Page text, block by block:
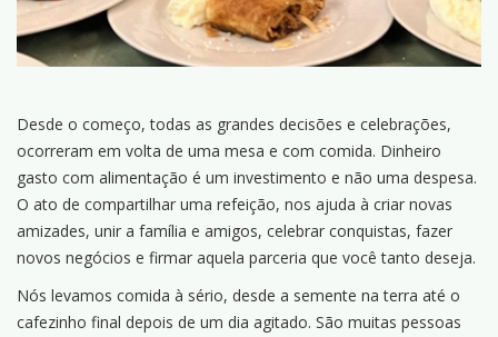
Desde o começo, todas as grandes decisões e celebrações,
ocorreram em volta de uma mesa e com comida. Dinheiro
gasto com alimentação é um investimento e não uma despesa.
O ato de compartilhar uma refeição, nos ajuda à criar novas
amizades, unir a família e amigos, celebrar conquistas, fazer
novos negócios e firmar aquela parceria que você tanto deseja.
Nós levamos comida à sério, desde a semente na terra até o
cafezinho final depois de um dia agitado. São muitas pessoas